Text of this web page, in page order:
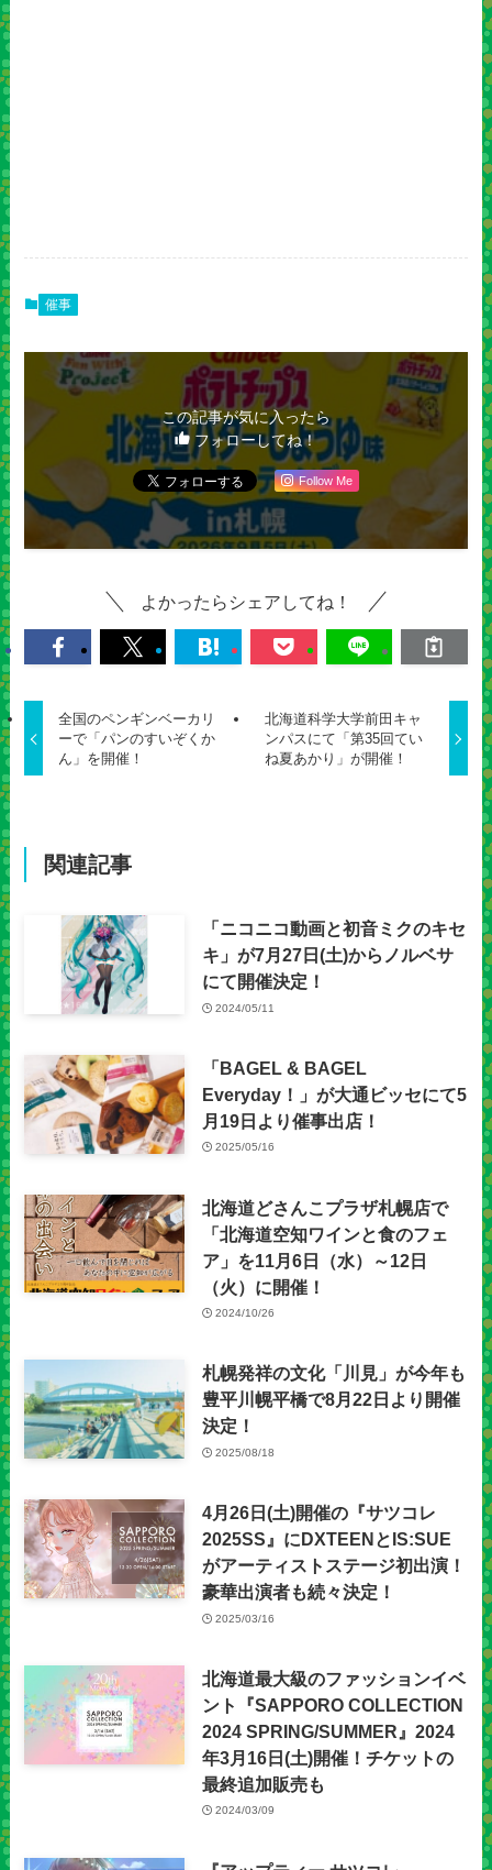
催事
この記事が気に入ったら
フォローしてね！
Follow Me
よかったらシェアしてね！
全国のペンギンベーカリ
ーで「パンのすいぞくか
ん」を開催！
北海道科学大学前田キャ
ンパスにて「第35回てい
ね夏あかり」が開催！
関連記事
「ニコニコ動画と初音ミクのキセ
キ」が7月27日(土)からノルベサ
にて開催決定！
2024/05/11
「BAGEL & BAGEL
Everyday！」が大通ビッセにて5
月19日より催事出店！
2025/05/16
北海道どさんこプラザ札幌店で
「北海道空知ワインと食のフェ
ア」を11月6日（水）～12日
（火）に開催！
2024/10/26
札幌発祥の文化「川見」が今年も
豊平川幌平橋で8月22日より開催
決定！
2025/08/18
4月26日(土)開催の『サツコレ
2025SS』にDXTEENとIS:SUE
がアーティストステージ初出演！
豪華出演者も続々決定！
2025/03/16
北海道最大級のファッションイベ
ント『SAPPORO COLLECTION
2024 SPRING/SUMMER』2024
年3月16日(土)開催！チケットの
最終追加販売も
2024/03/09